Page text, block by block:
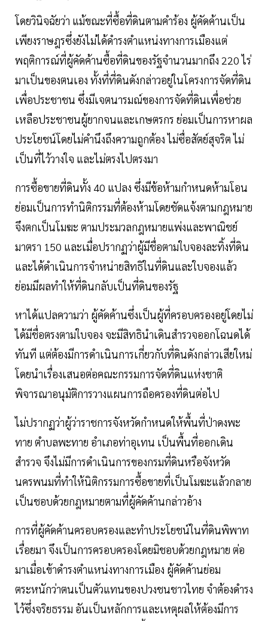
โดยวินิจฉัยว่า แม้ขณะที่ซื้อที่ดินตามคำร้อง ผู้คัดค้านเป็น
เพียงราษฎรซึ่งยังไม่ได้ดำรงตำแหน่งทางการเมืองแต่
พฤติการณ์ที่ผู้คัดค้านซื้อที่ดินของรัฐจำนวนมากถึง 220 ไร่
มาเป็นของตนเอง ทั้งที่ที่ดินดังกล่าวอยู่ในโครงการจัดที่ดิน
เพื่อประชาชน ซึ่งมีเจตนารมณ์ของการจัดที่ดินเพื่อช่วย
เหลือประชาชนผู้ยากจนและเกษตรกร ย่อมเป็นการหาผล
ประโยชน์โดยไม่คำนึงถึงความถูกต้อง ไม่ซื่อสัตย์สุจริต ไม่
เป็นที่ไว้วางใจ และไม่ตรงไปตรงมา
การซื้อขายที่ดินทั้ง 40 แปลง ซึ่งมีข้อห้ามกำหนดห้ามโอน
ย่อมเป็นการทำนิติกรรมที่ต้องห้ามโดยชัดแจ้งตามกฎหมาย
จึงตกเป็นโมฆะ ตามประมวลกฎหมายแพ่งและพาณิชย์
มาตรา 150 และเมื่อปรากฏว่าผู้มีชื่อตามใบจองละทิ้งที่ดิน
และได้ดำเนินการจำหน่ายสิทธิในที่ดินและใบจองแล้ว
ย่อมมีผลทำให้ที่ดินกลับเป็นที่ดินของรัฐ
หาได้แปลความว่า ผู้คัดค้านซึ่งเป็นผู้ที่ครอบครองอยู่โดยไม่
ได้มีชื่อตรงตามใบจอง จะมีสิทธินำเดินสำรวจออกโฉนดได้
ทันที แต่ต้องมีการดำเนินการเกี่ยวกับที่ดินดังกล่าวเสียใหม่
โดยนำเรื่องเสนอต่อคณะกรรมการจัดที่ดินแห่งชาติ
พิจารณาอนุมัติการวางแผนการถือครองที่ดินต่อไป
ไม่ปรากฏว่าผู้ว่าราชการจังหวัดกำหนดให้พื้นที่ป่าดงพะ
ทาย ตำบลพะทาย อำเภอท่าอุเทน เป็นพื้นที่ออกเดิน
สำรวจ จึงไม่มีการดำเนินการของกรมที่ดินหรือจังหวัด
นครพนมที่ทำให้นิติกรรมการซื้อขายที่เป็นโมฆะแล้วกลาย
เป็นชอบด้วยกฎหมายตามที่ผู้คัดค้านกล่าวอ้าง
การที่ผู้คัดค้านครอบครองและทำประโยชน์ในที่ดินพิพาท
เรื่อยมา จึงเป็นการครอบครองโดยมิชอบด้วยกฎหมาย ต่อ
มาเมื่อเข้าดำรงตำแหน่งทางการเมือง ผู้คัดค้านย่อม
ตระหนักว่าตนเป็นตัวแทนของปวงชนชาวไทย จำต้องดำรง
ไว้ซึ่งจริยธรรม อันเป็นหลักการและเหตุผลให้ต้องมีการ